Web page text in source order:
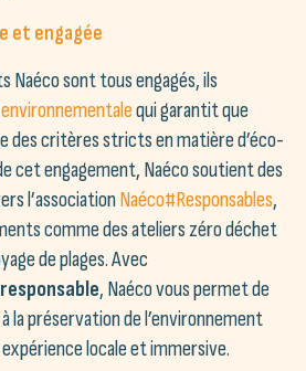
et engagée
Naéco sont tous engagés, ils
qui garantit que
des critères stricts en matière d’éco-
cet engagement, Naéco soutient des
l’associationNaéco#Responsables,
comme des ateliers zéro déchet
de plages. Avec
, Naéco vous permet de
préservation de l’environnement
locale et immersive.